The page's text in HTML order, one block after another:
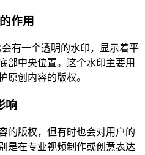
作用
有一个透明的水印，显示着平
部中央位置。这个水印主要用
原创内容的版权。
响
的版权，但有时也会对用户的
是在专业视频制作或创意表达